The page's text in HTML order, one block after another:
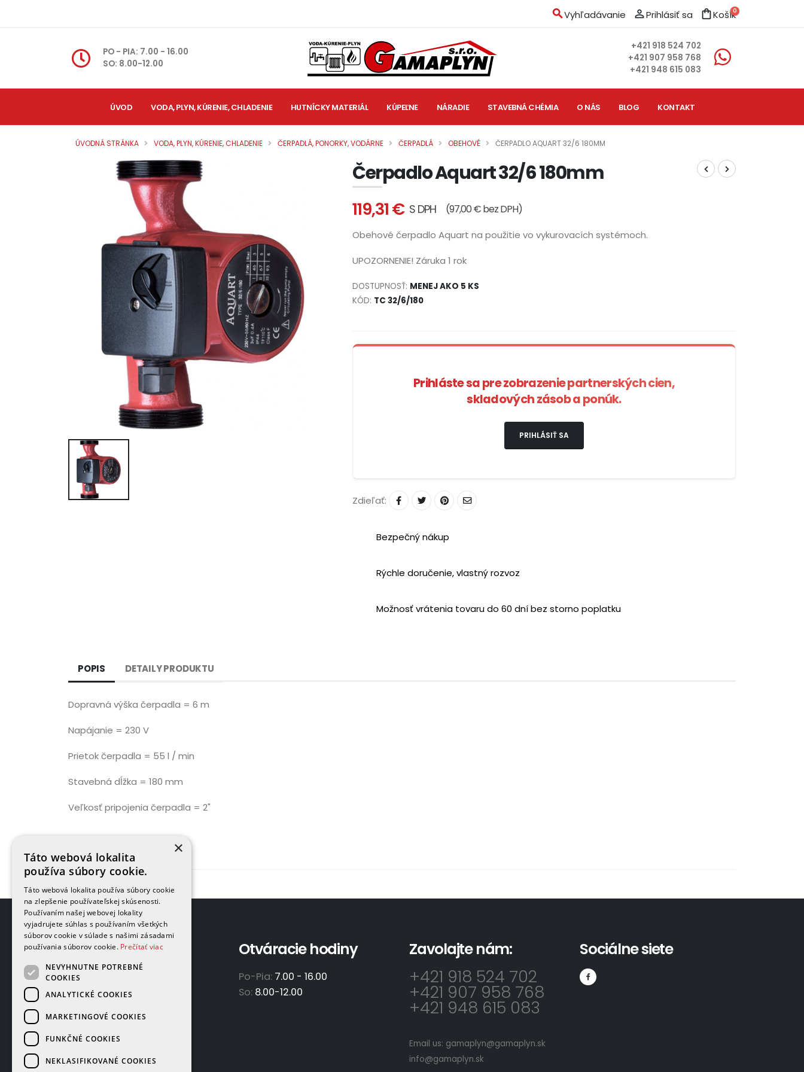
searchVyhľadávanie person_outlinePrihlásiť sa shopping_bagKošík0
PO - PIA: 7.00 - 16.00
SO: 8.00-12.00
+421 918 524 702
+421 907 958 768
+421 948 615 083
ÚVOD VODA, PLYN, KÚRENIE, CHLADENIE HUTNÍCKY MATERIÁL KÚPEĽNE NÁRADIE STAVEBNÁ CHÉMIA O NÁS BLOG KONTAKT
ÚVODNÁ STRÁNKA VODA, PLYN, KÚRENIE, CHLADENIE ČERPADLÁ, PONORKY, VODÁRNE ČERPADLÁ OBEHOVÉ ČERPADLO AQUART 32/6 180MM
Čerpadlo Aquart 32/6 180mm
119,31 € S DPH (97,00 € bez DPH)
Obehové čerpadlo Aquart na použitie vo vykurovacích systémoch.
UPOZORNENIE! Záruka 1 rok
DOSTUPNOSŤ: MENEJ AKO 5 KS
KÓD: TC 32/6/180
Prihláste sa pre zobrazenie partnerských cien,
skladových zásob a ponúk.
PRIHLÁSIŤ SA
Zdieľať:
Bezpečný nákup
Rýchle doručenie, vlastný rozvoz
Možnosť vrátenia tovaru do 60 dní bez storno poplatku
POPIS DETAILY PRODUKTU
Dopravná výška čerpadla = 6 m
Napájanie = 230 V
Prietok čerpadla = 55 l / min
Stavebná dĺžka = 180 mm
Veľkosť pripojenia čerpadla = 2"
Adresa
GAMAPLYN s.r.o.
Železničná 570/8
Slovensko
Otváracie hodiny
Po-Pia: 7.00 - 16.00
So: 8.00-12.00
Zavolajte nám:
+421 918 524 702
+421 907 958 768
+421 948 615 083
Email us: gamaplyn@gamaplyn.sk
info@gamaplyn.sk
Sociálne siete
×
Táto webová lokalita
používa súbory cookie.
Táto webová lokalita používa súbory cookie
na zlepšenie používateľskej skúsenosti.
Používaním našej webovej lokality
vyjadrujete súhlas s používaním všetkých
súborov cookie v súlade s našimi zásadami
používania súborov cookie. Prečítať viac
NEVYHNUTNE POTREBNÉ
COOKIES
ANALYTICKÉ COOKIES
MARKETINGOVÉ COOKIES
FUNKČNÉ COOKIES
NEKLASIFIKOVANÉ COOKIES